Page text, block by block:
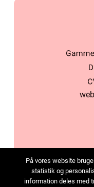
På vores website
statistik og
information deles med